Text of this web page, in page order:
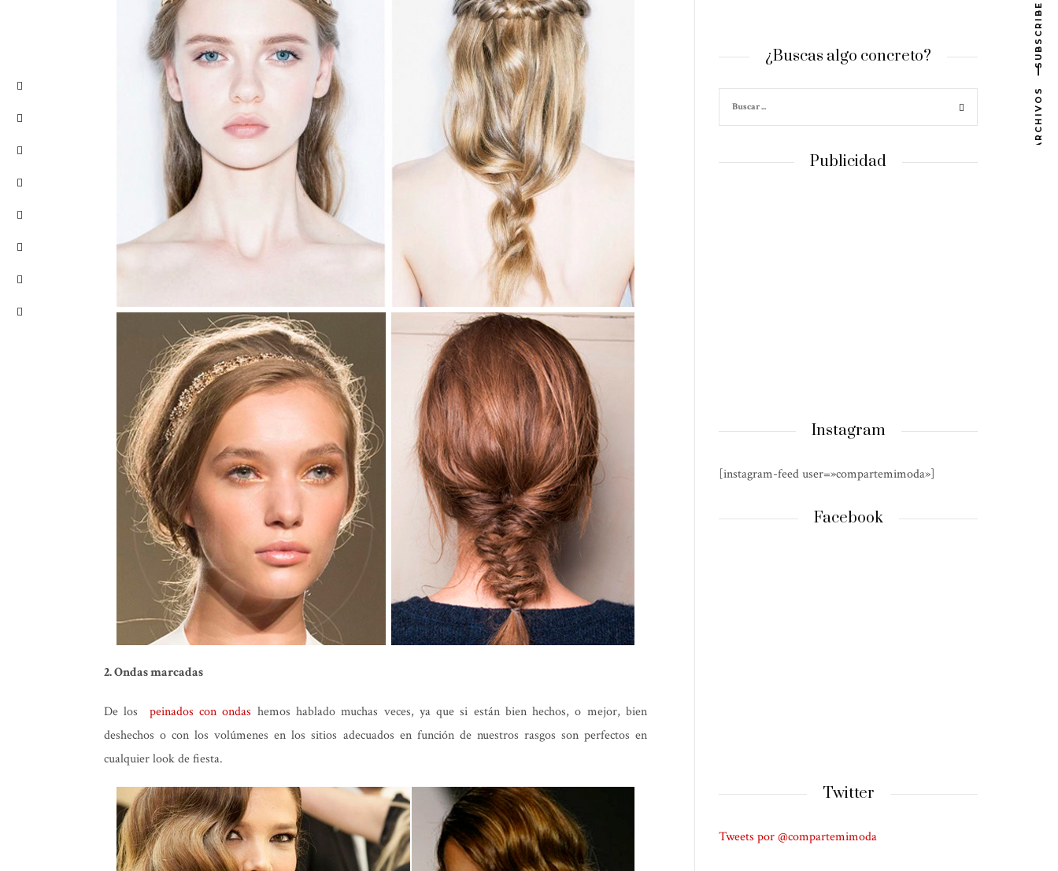
2. Ondas marcadas
De los peinados con ondas hemos hablado muchas veces, ya que si están bien hechos, o mejor, bien
deshechos o con los volúmenes en los sitios adecuados en función de nuestros rasgos son perfectos en
cualquier look de fiesta.
¿Buscas algo concreto?
Publicidad
Instagram
[instagram-feed user=»compartemimoda»]
Facebook
Twitter
Tweets por @compartemimoda
SUBSCRIBE
ARCHIVOS